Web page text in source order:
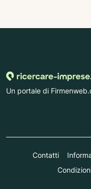
Un portale di
Contatti